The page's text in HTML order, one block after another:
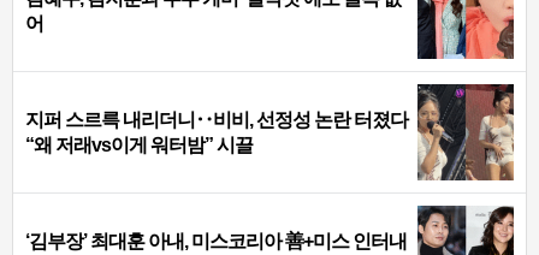
어
지퍼 스르륵 내리더니‥비비, 선정성 논란 터졌다
“왜 저래vs이게 워터밤” 시끌
‘김부장’ 최대훈 아내, 미스코리아 善+미스 인터내